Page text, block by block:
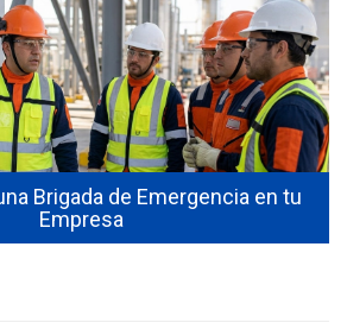
Brigada de Emergencia en tu
Empresa